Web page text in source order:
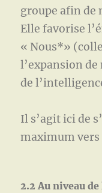
groupe afin de
Elle favorise
« Nous*»
l’expansion de
de
Il s’agit ici de
maximum vers
2.2 Au niveau